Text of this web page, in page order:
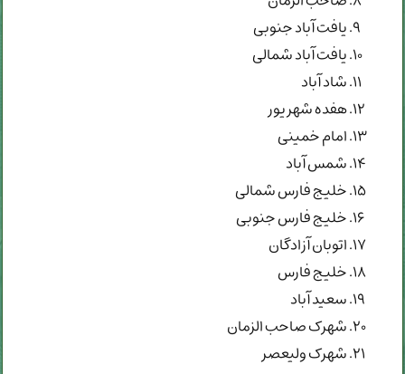
یافت آباد جنوبی
یافت آباد شمالی
شاد آباد
هفده شهریور
امام خمینی
شمس آباد
خلیج فارس شمالی
خلیج فارس جنوبی
اتوبان آزادگان
خلیج فارس
سعید آباد
شهرک صاحب الزمان
شهرک ولیعصر